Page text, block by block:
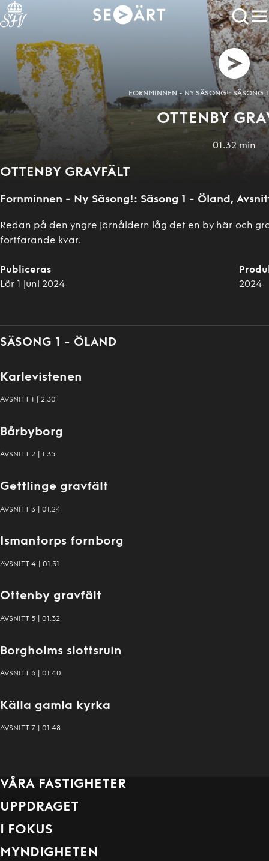
FORNMINNEN - NY SÄSONG!: SÄSONG
OTTENBY
01.32 min
OTTENBY GRAVFÄLT
Fornminnen - Ny Säsong!: Säsong 1 - Öland ,
Redan på den yngre järnåldern låg det en by här och
fortfarande kvar.
Publiceras
Lör 1 juni 2024
2024
SÄSONG 1 - ÖLAND
Karlevistenen
AVSNITT 1 2.30
Fornminnen
Avsnitt1
Bårbyborg
AVSNITT 2 1.35
Fornminnen
Avsnitt2
Gettlinge gravfält
AVSNITT 3 01.24
Fornminnen
Avsnitt3
Ismantorps fornborg
AVSNITT 4 01.31
Fornminnen
Avsnitt4
Ottenby gravfält
AVSNITT 5 01.32
Fornminnen
Avsnitt5
Borgholms slottsruin
AVSNITT 6 01.40
Fornminnen
Avsnitt6
Källa gamla kyrka
AVSNITT 7 01.48
Fornminnen
VÅRA FASTIGHETER
UPPDRAGET
I FOKUS
MYNDIGHETEN